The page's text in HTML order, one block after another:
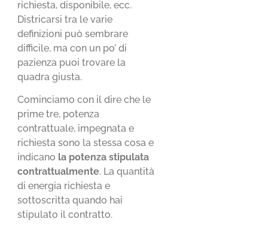
richiesta, disponibile, ecc.
Districarsi tra le varie
definizioni può sembrare
difficile, ma con un po’ di
pazienza puoi trovare la
quadra giusta.
Cominciamo con il dire che le
prime tre, potenza
contrattuale, impegnata e
richiesta sono la stessa cosa e
indicano la potenza stipulata
contrattualmente. La quantità
di energia richiesta e
sottoscritta quando hai
stipulato il contratto.